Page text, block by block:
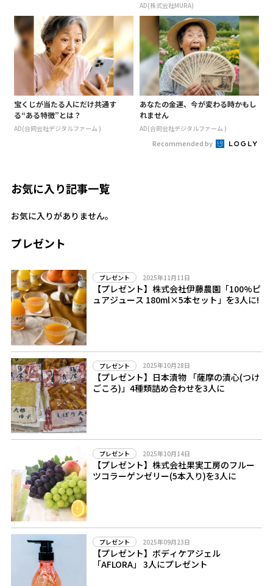
AD(株式会社MURA)
宝くじが当たる人にだけ共通す
る“ある特徴”とは？
AD(合同会社デジタルファーム )
あなたの金運、今が変わる時かもし
れません
AD(合同会社デジタルファーム )
Recommended by
お気に入り記事一覧
お気に入りがありません。
プレゼント
プレゼント 2025年11月11日
【プレゼント】株式会社伊藤農園「100%ピ
ュアジュース 180ml×5本セット」を3人に!
プレゼント 2025年10月28日
【プレゼント】日本漬物 「薩摩の漬心(つけ
ごころ)」4種類詰め合わせを3人に
プレゼント 2025年10月14日
【プレゼント】株式会社果実工房のフルー
ツコラーゲンゼリー(5本入り)を3人に
プレゼント 2025年09月23日
【プレゼント】ボディケアジェル
「AFLORA」 3人にプレゼント